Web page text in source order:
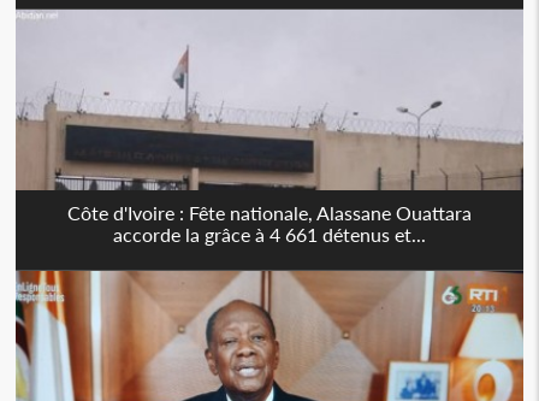
Côte d'Ivoire : Fête nationale, Alassane Ouattara
accorde la grâce à 4 661 détenus et...